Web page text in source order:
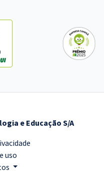
e Educação S/A
uso